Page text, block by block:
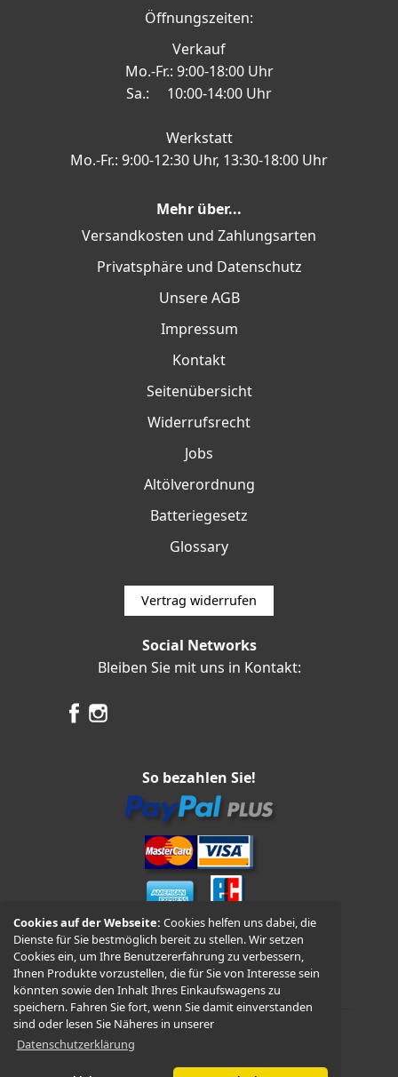
Cookies auf der Webseite:Cookies helfen uns dabei, die
Dienste für Sie bestmöglich bereit zu stellen. Wir setzen
Cookies ein, um Ihre Benutzererfahrung zu verbessern,
Ihnen Produkte vorzustellen, die für Sie von Interesse sein
könnten sowie den Inhalt Ihres Einkaufswagens zu
speichern. Fahren Sie fort, wenn Sie damit einverstanden
sind oder lesen Sie Näheres in unserer
Datenschutzerklärung
Öffnungszeiten:
Verkauf
Mo.-Fr.: 9:00-18:00 Uhr
Sa.: 10:00-14:00 Uhr
Werkstatt
Mo.-Fr.: 9:00-12:30 Uhr, 13:30-18:00 Uhr
Mehr über...
Versandkosten und Zahlungsarten
Privatsphäre und Datenschutz
Unsere AGB
Impressum
Kontakt
Seitenübersicht
Widerrufsrecht
Jobs
Altölverordnung
Batteriegesetz
Glossary
Vertrag widerrufen
Social Networks
Bleiben Sie mit uns in Kontakt:
So bezahlen Sie!
Vorkasse und Nachnahme
© 2026 -